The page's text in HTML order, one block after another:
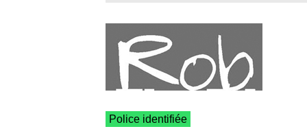
Police identifiée